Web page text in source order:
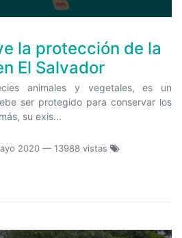
la protección de la
El Salvador
animales y vegetales, es un
ser protegido para conservar los
su exis...
2020 — 13988 vistas